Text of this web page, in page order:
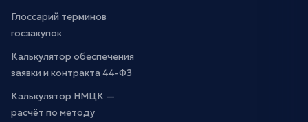
Глоссарий терминов
госзакупок
Калькулятор обеспечения
заявки и контракта 44-ФЗ
Калькулятор НМЦК —
расчёт по методу